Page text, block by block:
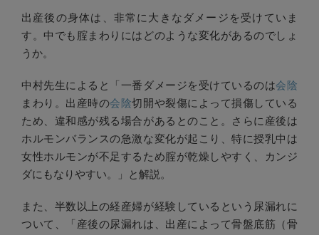
出産後の身体は、非常に大きなダメージを受けていま
す。中でも腟まわりにはどのような変化があるのでしょ
うか。
中村先生によると「一番ダメージを受けているのは会陰
まわり。出産時の会陰切開や裂傷によって損傷している
ため、違和感が残る場合があるとのこと。さらに産後は
ホルモンバランスの急激な変化が起こり、特に授乳中は
女性ホルモンが不足するため腟が乾燥しやすく、カンジ
ダにもなりやすい。」と解説。
また、半数以上の経産婦が経験しているという尿漏れに
ついて、「産後の尿漏れは、出産によって骨盤底筋（骨